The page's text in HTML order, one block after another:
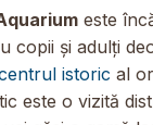
este
copii și adulți
istoric al
este o vizită